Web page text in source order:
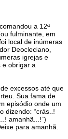
a 12ª
fulminante, em
local de inúmeras
Deocleciano,
igrejas e
e obrigar a
excessos até que
Sua fama de
episódio onde um
dizendo: “crás..!
amanhã...!”)
para amanhã.